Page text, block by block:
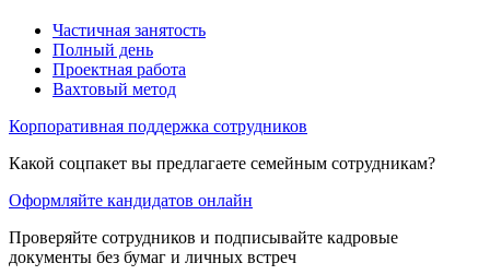
Частичная занятость
Полный день
Проектная работа
Вахтовый метод
Корпоративная поддержка сотрудников
Какой соцпакет вы предлагаете семейным сотрудникам?
Оформляйте кандидатов онлайн
Проверяйте сотрудников и подписывайте кадровые
документы без бумаг и личных встреч